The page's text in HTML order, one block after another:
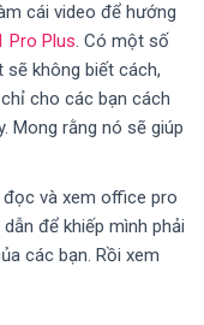
cái video để hướng
Pro Plus. Có một số
sẽ không biết cách,
cho các bạn cách
Mong rằng nó sẽ giúp
và xem office pro
để khiếp mình phải
các bạn. Rồi xem